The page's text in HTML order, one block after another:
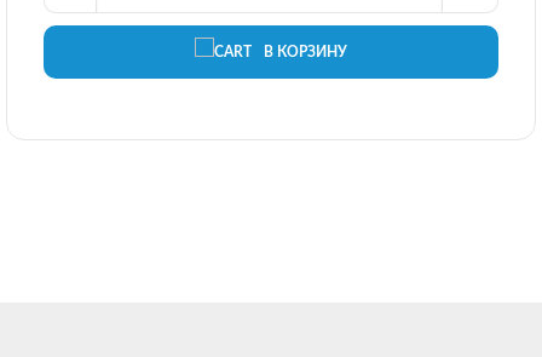
В КОРЗИНУ